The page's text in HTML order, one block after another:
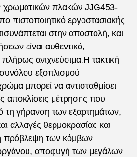
χρωματικών πλακών JJG453-
πιστοποιητικό εργοστασιακής
στην αποστολή, και
είναι αυθεντικά,
ανιχνεύσιμα.Η τακτική
εξοπλισμού
μπορεί να αντισταθμίσει
αποκλίσεις μέτρησης που
τη γήρανση των εξαρτημάτων,
αλλαγές θερμοκρασίας και
πρόβλεψη των κόμβων
αποφυγή των μεγάλων